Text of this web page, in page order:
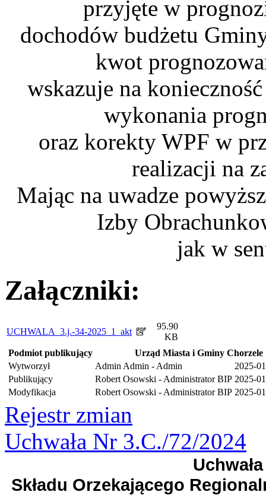
przyjęte w
dochodów budżetu
kwot
wskazuje na
wykonania
oraz korekty WPF w
realizacji na
Mając na uwadze
Izby
jak w
Załączniki:
UCHWALA_3.j.-34-2025_1_akt
95.90
KB
Podmiot publikujący
Urząd Miasta i Gminy Chorzele
Wytworzył
Admin Admin - Admin
2025-
Publikujący
Robert Osowski - Administrator BIP 2025-
Modyfikacja
Robert Osowski - Administrator BIP 2025-
Rejestr zmian
Uchwała Nr 3.C./72/2024
Składu Orzekającego